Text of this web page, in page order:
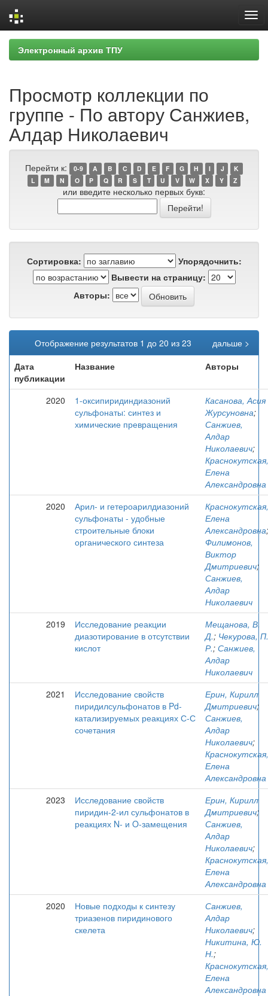
Skip
navigation
Электронный архив ТПУ
Просмотр коллекции по
группе - По автору Санжиев,
Алдар Николаевич
Перейти к: 0-9 A B C D E F G H I J
K
L
M N O P Q R S T U V W X Y Z
или введите несколько первых букв:
Сортировка:
Упорядочнить:
Вывести на страницу:
Авторы:
Отображение результатов 1 до 20 из 23
дальше >
Дата
публикации
Название Авторы
2020
1-оксипиридиндиазоний
сульфонаты: синтез и
химические превращения
Касанова, Асия
Журсуновна;
Санжиев,
Алдар
Николаевич;
Краснокутская,
Елена
Александровна
2020
Арил- и гетероарилдиазоний
сульфонаты - удобные
строительные блоки
органического синтеза
Краснокутская,
Елена
Александровна;
Филимонов,
Виктор
Дмитриевич;
Санжиев,
Алдар
Николаевич
2019
Исследование реакции
диазотирование в отсутствии
кислот
Мещанова, В.
Д.; Чекурова, П.
Р.; Санжиев,
Алдар
Николаевич
2021
Исследование свойств
пиридилсульфонатов в Pd-
катализируемых реакциях С-С
сочетания
Ерин, Кирилл
Дмитриевич;
Санжиев,
Алдар
Николаевич;
Краснокутская,
Елена
Александровна
2023
Исследование свойств
пиридин-2-ил сульфонатов в
реакциях N- и O-замещения
Ерин, Кирилл
Дмитриевич;
Санжиев,
Алдар
Николаевич;
Краснокутская,
Елена
Александровна
2020
Новые подходы к синтезу
триазенов пиридинового
скелета
Санжиев,
Алдар
Николаевич;
Никитина, Ю.
Н.;
Краснокутская,
Елена
Александровна